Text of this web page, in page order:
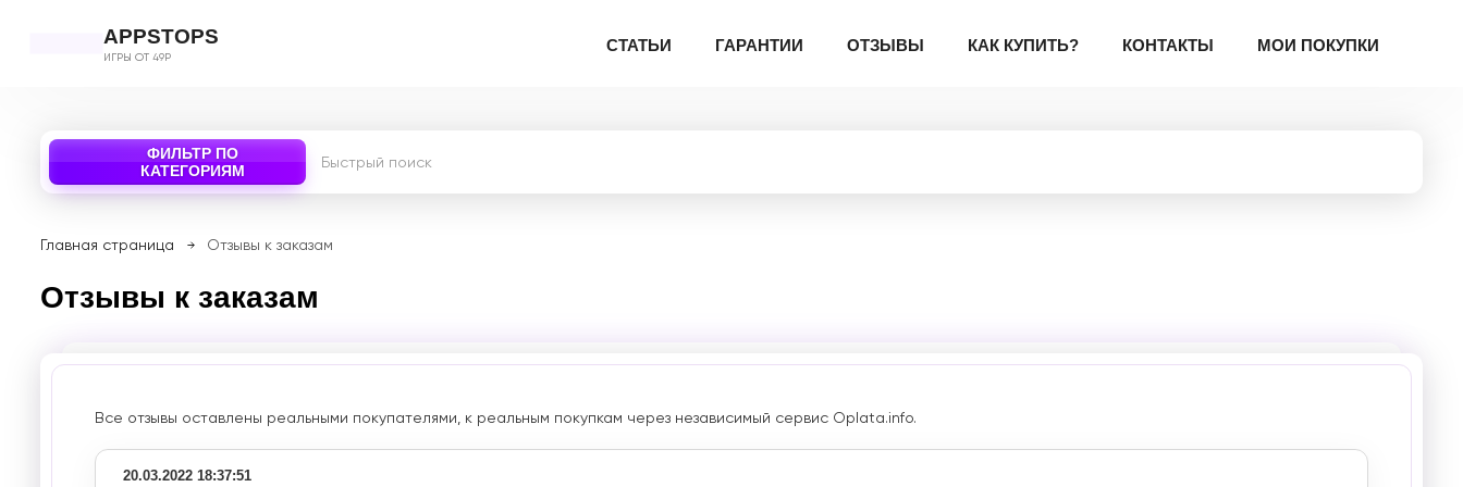
APPSTOPS
ИГРЫ ОТ 49Р
СТАТЬИ ГАРАНТИИ ОТЗЫВЫ КАК КУПИТЬ? КОНТАКТЫ МОИ ПОКУПКИ
ФИЛЬТР ПО
КАТЕГОРИЯМ
Главная страница Отзывы к заказам
Отзывы к заказам
Все отзывы оставлены реальными покупателями, к реальным покупкам через независимый сервис Oplata.info.
20.03.2022 18:37:51